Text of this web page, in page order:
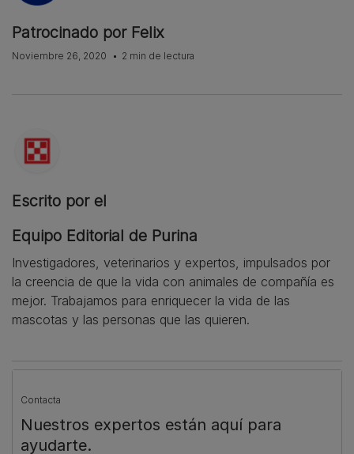
Patrocinado por Felix
Noviembre 26, 2020 2 min de lectura
Escrito por el
Equipo Editorial de Purina
Investigadores, veterinarios y expertos, impulsados por
la creencia de que la vida con animales de compañía es
mejor. Trabajamos para enriquecer la vida de las
mascotas y las personas que las quieren.
Contacta
Nuestros expertos están aquí para
ayudarte.